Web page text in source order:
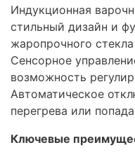
Индукционная
стильный дизайн и
жаропрочного
Сенсорное
возможность
Автоматическое
перегрева или
Ключевые